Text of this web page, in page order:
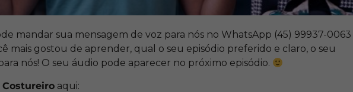
mandar sua mensagem de voz para nós no WhatsApp (45) 99937-0063
mais gostou de aprender, qual o seu episódio preferido e claro, o seu
nós! O seu áudio pode aparecer no próximo episódio.
Costureiro aqui: